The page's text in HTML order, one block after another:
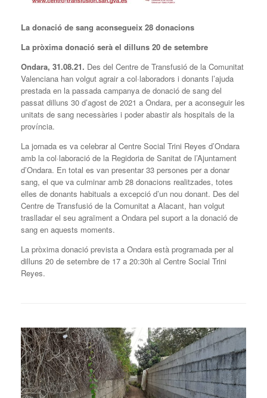
La donació de sang aconsegueix 28 donacions
La pròxima donació serà el dilluns 20 de setembre
Ondara, 31.08.21. Des del Centre de Transfusió de la Comunitat
Valenciana han volgut agrair a col·laboradors i donants l’ajuda
prestada en la passada campanya de donació de sang del
passat dilluns 30 d’agost de 2021 a Ondara, per a aconseguir les
unitats de sang necessàries i poder abastir als hospitals de la
província.
La jornada es va celebrar al Centre Social Trini Reyes d’Ondara
amb la col·laboració de la Regidoria de Sanitat de l’Ajuntament
d’Ondara. En total es van presentar 33 persones per a donar
sang, el que va culminar amb 28 donacions realitzades, totes
elles de donants habituals a excepció d’un nou donant. Des del
Centre de Transfusió de la Comunitat a Alacant, han volgut
traslladar el seu agraïment a Ondara pel suport a la donació de
sang en aquests moments.
La pròxima donació prevista a Ondara està programada per al
dilluns 20 de setembre de 17 a 20:30h al Centre Social Trini
Reyes.